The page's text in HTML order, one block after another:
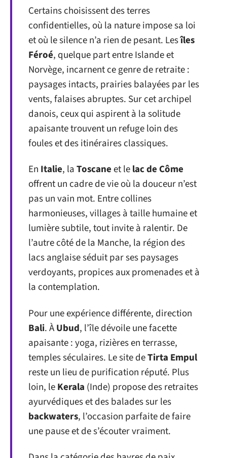
Certains choisissent des terres
confidentielles, où la nature impose sa loi
et où le silence n’a rien de pesant. Lesîles
Féroé, quelque part entre Islande et
Norvège, incarnent ce genre de retraite :
paysages intacts, prairies balayées par les
vents, falaises abruptes. Sur cet archipel
danois, ceux qui aspirent à la solitude
apaisante trouvent un refuge loin des
foules et des itinéraires classiques.
En Italie, laToscaneet lelac de Côme
offrent un cadre de vie où la douceur n’est
pas un vain mot. Entre collines
harmonieuses, villages à taille humaine et
lumière subtile, tout invite à ralentir. De
l’autre côté de la Manche, la région des
lacs anglaise séduit par ses paysages
verdoyants, propices aux promenades et à
la contemplation.
Pour une expérience différente, direction
Bali. ÀUbud, l’île dévoile une facette
apaisante : yoga, rizières en terrasse,
temples séculaires. Le site deTirta Empul
reste un lieu de purification réputé. Plus
loin, leKerala (Inde) propose des retraites
ayurvédiques et des balades sur les
backwaters, l’occasion parfaite de faire
une pause et de s’écouter vraiment.